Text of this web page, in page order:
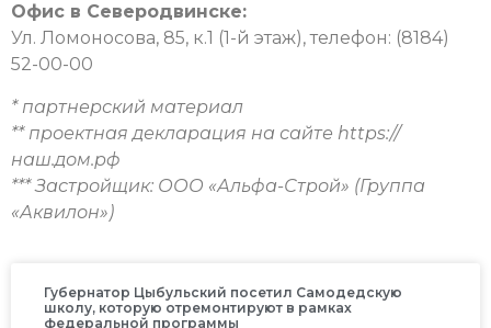
Офис в Северодвинске:
Ул. Ломоносова, 85, к.1 (1-й этаж), телефон: (8184)
52-00-00
* партнерский материал
** проектная декларация на сайте https://
наш.дом.рф
*** Застройщик: ООО «Альфа-Строй» (Группа
«Аквилон»)
Губернатор Цыбульский посетил Самодедскую
школу, которую отремонтируют в рамках
федеральной программы